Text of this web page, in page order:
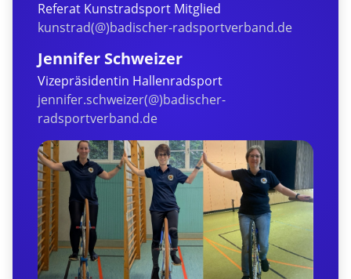
Referat Kunstradsport Mitglied
kunstrad(@)badischer-radsportverband.de
Jennifer Schweizer
Vizepräsidentin Hallenradsport
jennifer.schweizer(@)badischer-
radsportverband.de